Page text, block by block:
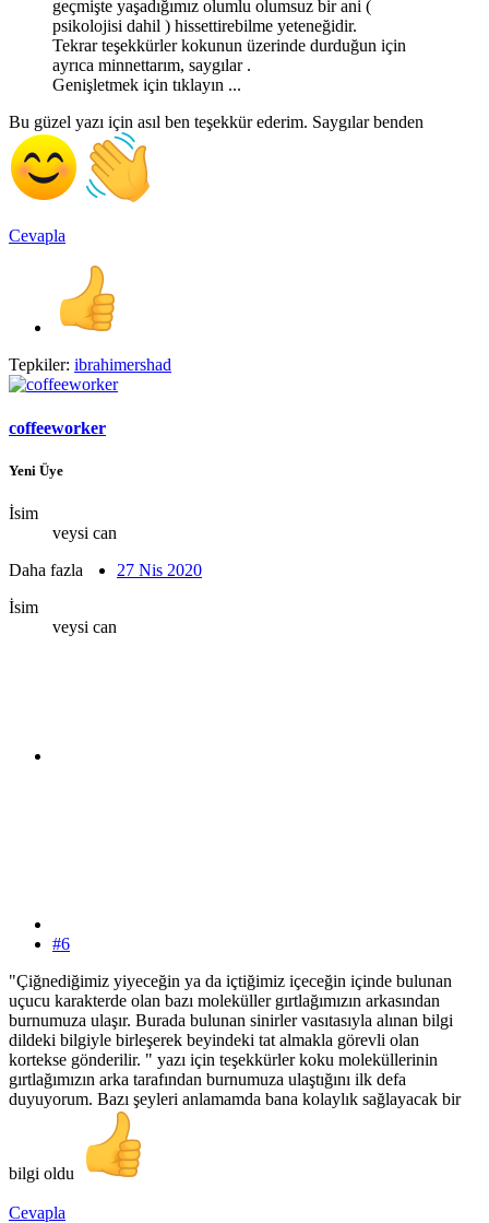
geçmişte yaşadığımız olumlu olumsuz bir ani (
psikolojisi dahil ) hissettirebilme yeteneğidir.
Tekrar teşekkürler kokunun üzerinde durduğun için
ayrıca minnettarım, saygılar .
Genişletmek için tıklayın ...
Bu güzel yazı için asıl ben teşekkür ederim. Saygılar benden
Cevapla
Tepkiler: ibrahimershad
coffeeworker
Yeni Üye
İsim
veysi can
Daha fazla
İsim
veysi can
27 Nis 2020
#6
"Çiğnediğimiz yiyeceğin ya da içtiğimiz içeceğin içinde bulunan
uçucu karakterde olan bazı moleküller gırtlağımızın arkasından
burnumuza ulaşır. Burada bulunan sinirler vasıtasıyla alınan bilgi
dildeki bilgiyle birleşerek beyindeki tat almakla görevli olan
kortekse gönderilir. " yazı için teşekkürler koku moleküllerinin
gırtlağımızın arka tarafından burnumuza ulaştığını ilk defa
duyuyorum. Bazı şeyleri anlamamda bana kolaylık sağlayacak bir
bilgi oldu
Cevapla